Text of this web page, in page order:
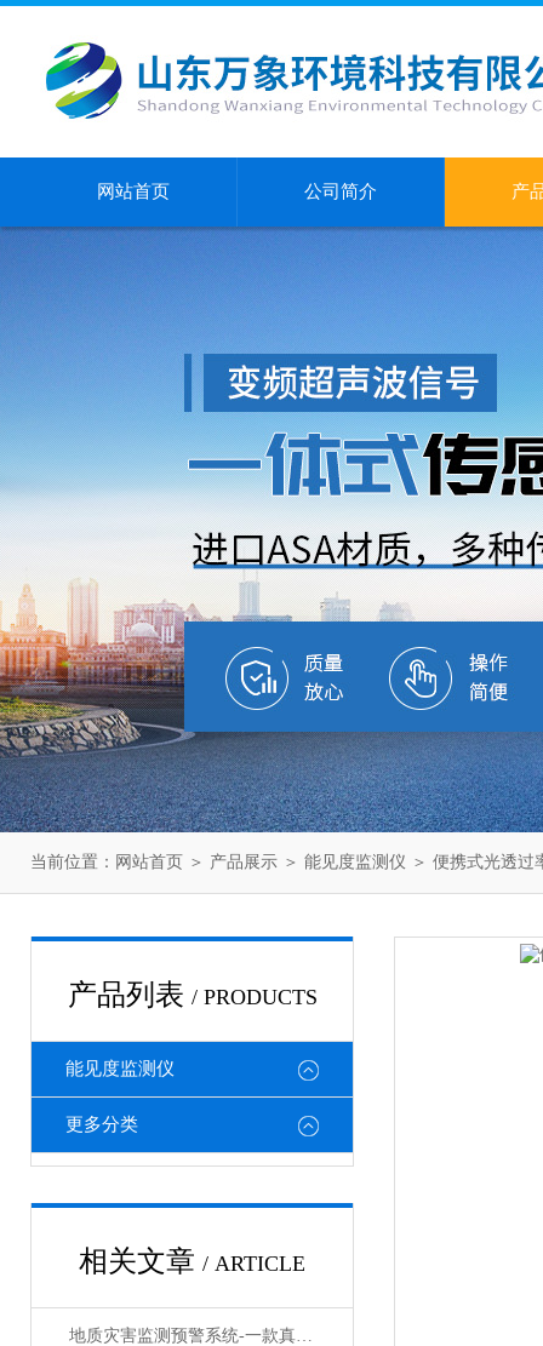
网站首页 公司简介 产
当前位置： 网站首页 ＞ 产品展示 ＞ 能见度监测仪 ＞ 便携式光透过
产品列表 / PRODUCTS
能见度监测仪
更多分类
相关文章 / ARTICLE
地质灾害监测预警系统-一款真心不错的自然灾害监测预警系统#2023已更新